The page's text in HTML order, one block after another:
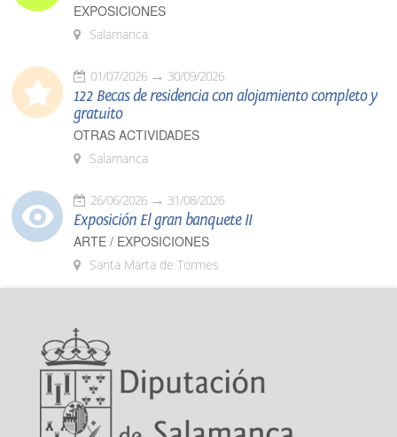
EXPOSICIONES
Salamanca
01/07/2026 30/09/2026
122 Becas de residencia con alojamiento completo y
gratuito
OTRAS ACTIVIDADES
Salamanca
26/06/2026 31/08/2026
Exposición El gran banquete II
ARTE / EXPOSICIONES
Santa Marta de Tormes